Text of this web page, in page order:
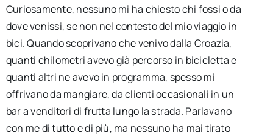
Curiosamente, nessuno mi ha chiesto chi fossi o da
dove venissi, se non nel contesto del mio viaggio in
bici. Quando scoprivano che venivo dalla Croazia,
quanti chilometri avevo già percorso in bicicletta e
quanti altri ne avevo in programma, spesso mi
offrivano da mangiare, da clienti occasionali in un
bar a venditori di frutta lungo la strada. Parlavano
con me di tutto e di più, ma nessuno ha mai tirato